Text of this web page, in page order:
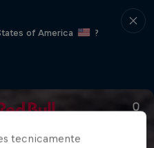
of America
?
tecnicamente